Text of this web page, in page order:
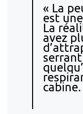
« La
est
La
avez
cabine.